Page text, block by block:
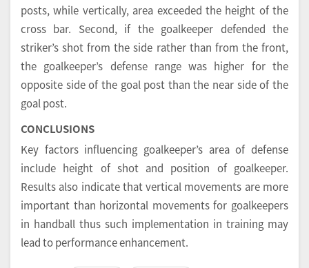
posts, while vertically, area exceeded the height of the
cross bar. Second, if the goalkeeper defended the
striker’s shot from the side rather than from the front,
the goalkeeper’s defense range was higher for the
opposite side of the goal post than the near side of the
goal post.
CONCLUSIONS
Key factors influencing goalkeeper’s area of defense
include height of shot and position of goalkeeper.
Results also indicate that vertical movements are more
important than horizontal movements for goalkeepers
in handball thus such implementation in training may
lead to performance enhancement.